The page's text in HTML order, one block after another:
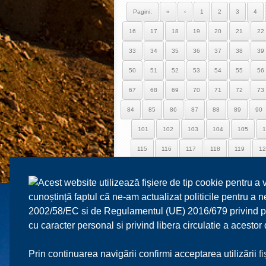
Acest website utilizează fișiere de tip cookie pentru a
cunoștință faptul că ne-am actualizat politicile pentru a
2002/58/EC si de Regulamentul (UE) 2016/679 privind
cu caracter personal si privind libera circulatie a
Prin continuarea navigării confirmi acceptarea utilizării
Pagini: « ‹ 1 2 3 4
16 17 18 19 20 21 22
33 34 35 36 37 38 39
50 51 52 53 54 55 56
67 68 69 70 71 72 73
84 85 86 87 88 89 90
101 102 103 104 105
115 116 117 118 119
143 144 145 146 147
157 158 159 160 161
171 172 173 174 175